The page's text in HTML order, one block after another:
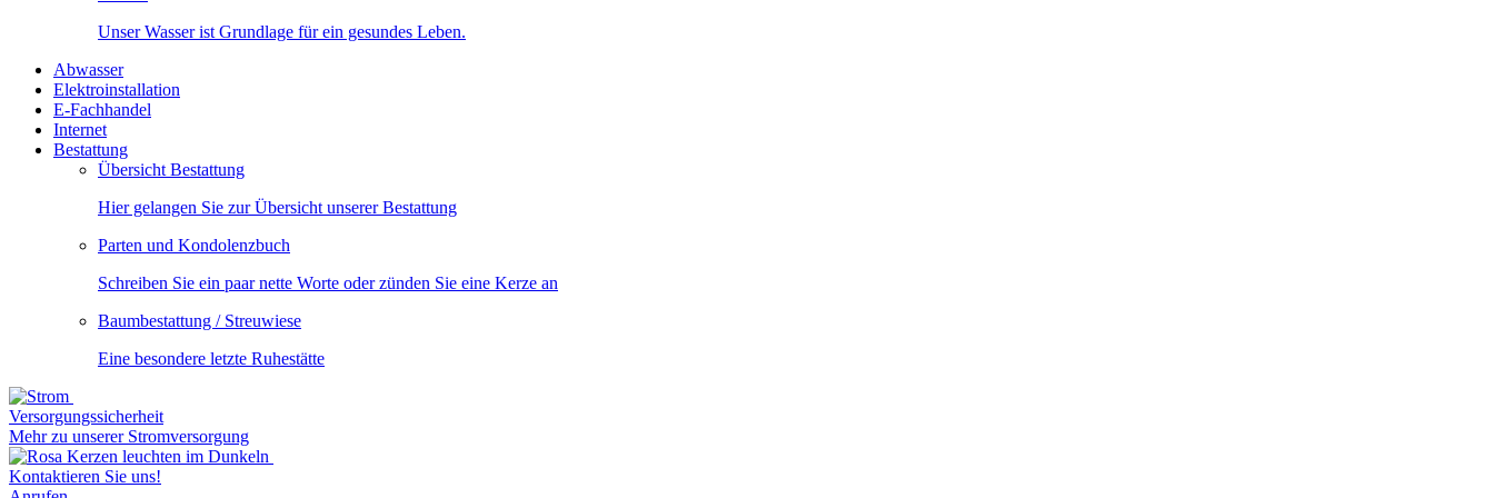
Unser Wasser ist Grundlage für ein gesundes Leben.
Abwasser
Elektroinstallation
E-Fachhandel
Internet
Bestattung
Übersicht Bestattung
Hier gelangen Sie zur Übersicht unserer Bestattung
Parten und Kondolenzbuch
Schreiben Sie ein paar nette Worte oder zünden Sie eine Kerze an
Baumbestattung / Streuwiese
Eine besondere letzte Ruhestätte
Versorgungssicherheit
Mehr zu unserer Stromversorgung
Kontaktieren Sie uns!